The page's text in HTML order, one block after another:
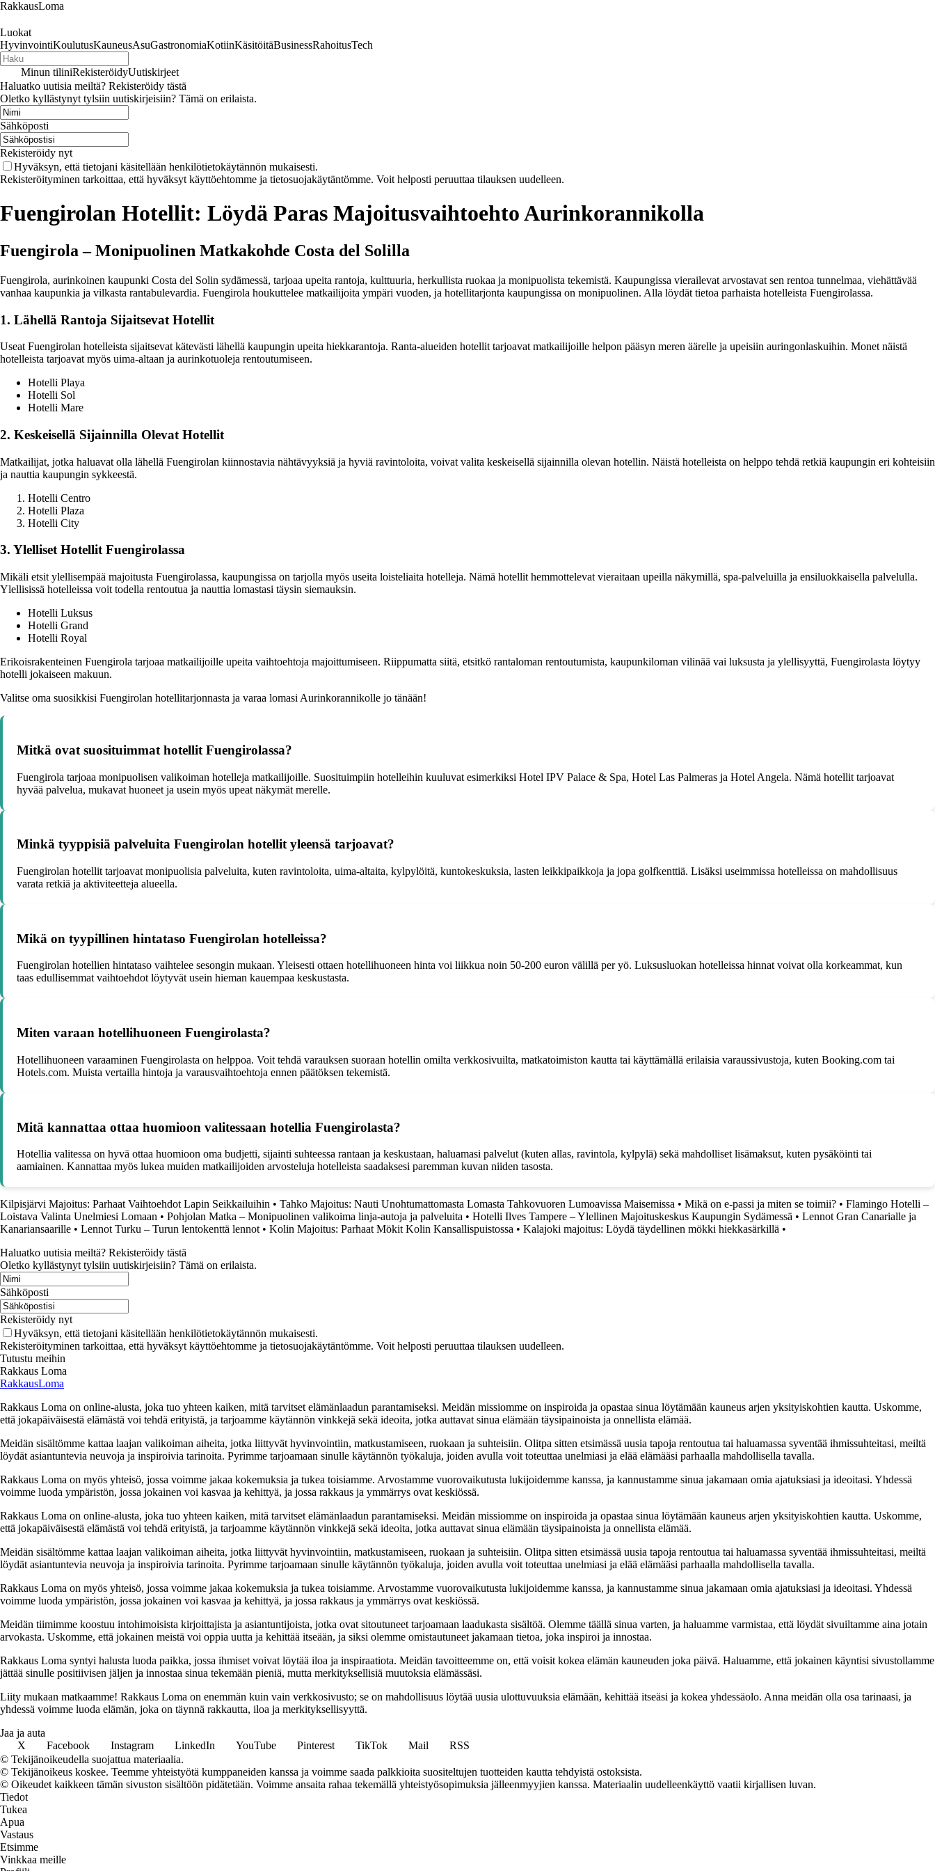
RakkausLoma
Luokat
HyvinvointiKoulutusKauneusAsuGastronomiaKotiinKäsitöitäBusinessRahoitusTech
Minun tiliniRekisteröidyUutiskirjeet
Haluatko uutisia meiltä? Rekisteröidy tästä
Oletko kyllästynyt tylsiin uutiskirjeisiin? Tämä on erilaista.
Sähköposti
Rekisteröidy nyt
Hyväksyn, että tietojani käsitellään henkilötietokäytännön mukaisesti.
Rekisteröityminen tarkoittaa, että hyväksyt käyttöehtomme ja tietosuojakäytäntömme. Voit helposti peruuttaa tilauksen uudelleen.
Fuengirolan Hotellit: Löydä Paras Majoitusvaihtoehto Aurinkorannikolla
Fuengirola – Monipuolinen Matkakohde Costa del Solilla
Fuengirola, aurinkoinen kaupunki Costa del Solin sydämessä, tarjoaa upeita rantoja, kulttuuria, herkullista ruokaa ja monipuolista tekemistä. Kaupungissa vierailevat arvostavat sen rentoa tunnelmaa, viehättävää
vanhaa kaupunkia ja vilkasta rantabulevardia. Fuengirola houkuttelee matkailijoita ympäri vuoden, ja hotellitarjonta kaupungissa on monipuolinen. Alla löydät tietoa parhaista hotelleista Fuengirolassa.
1. Lähellä Rantoja Sijaitsevat Hotellit
Useat Fuengirolan hotelleista sijaitsevat kätevästi lähellä kaupungin upeita hiekkarantoja. Ranta-alueiden hotellit tarjoavat matkailijoille helpon pääsyn meren äärelle ja upeisiin auringonlaskuihin. Monet näistä
hotelleista tarjoavat myös uima-altaan ja aurinkotuoleja rentoutumiseen.
Hotelli Playa
Hotelli Sol
Hotelli Mare
2. Keskeisellä Sijainnilla Olevat Hotellit
Matkailijat, jotka haluavat olla lähellä Fuengirolan kiinnostavia nähtävyyksiä ja hyviä ravintoloita, voivat valita keskeisellä sijainnilla olevan hotellin. Näistä hotelleista on helppo tehdä retkiä kaupungin eri kohteisiin
ja nauttia kaupungin sykkeestä.
Hotelli Centro
Hotelli Plaza
Hotelli City
3. Ylelliset Hotellit Fuengirolassa
Mikäli etsit ylellisempää majoitusta Fuengirolassa, kaupungissa on tarjolla myös useita loisteliaita hotelleja. Nämä hotellit hemmottelevat vieraitaan upeilla näkymillä, spa-palveluilla ja ensiluokkaisella palvelulla.
Ylellisissä hotelleissa voit todella rentoutua ja nauttia lomastasi täysin siemauksin.
Hotelli Luksus
Hotelli Grand
Hotelli Royal
Erikoisrakenteinen Fuengirola tarjoaa matkailijoille upeita vaihtoehtoja majoittumiseen. Riippumatta siitä, etsitkö rantaloman rentoutumista, kaupunkiloman vilinää vai luksusta ja ylellisyyttä, Fuengirolasta löytyy
hotelli jokaiseen makuun.
Valitse oma suosikkisi Fuengirolan hotellitarjonnasta ja varaa lomasi Aurinkorannikolle jo tänään!
Mitkä ovat suosituimmat hotellit Fuengirolassa?
Fuengirola tarjoaa monipuolisen valikoiman hotelleja matkailijoille. Suosituimpiin hotelleihin kuuluvat esimerkiksi Hotel IPV Palace & Spa, Hotel Las Palmeras ja Hotel Angela. Nämä hotellit tarjoavat
hyvää palvelua, mukavat huoneet ja usein myös upeat näkymät merelle.
Minkä tyyppisiä palveluita Fuengirolan hotellit yleensä tarjoavat?
Fuengirolan hotellit tarjoavat monipuolisia palveluita, kuten ravintoloita, uima-altaita, kylpylöitä, kuntokeskuksia, lasten leikkipaikkoja ja jopa golfkenttiä. Lisäksi useimmissa hotelleissa on mahdollisuus
varata retkiä ja aktiviteetteja alueella.
Mikä on tyypillinen hintataso Fuengirolan hotelleissa?
Fuengirolan hotellien hintataso vaihtelee sesongin mukaan. Yleisesti ottaen hotellihuoneen hinta voi liikkua noin 50-200 euron välillä per yö. Luksusluokan hotelleissa hinnat voivat olla korkeammat, kun
taas edullisemmat vaihtoehdot löytyvät usein hieman kauempaa keskustasta.
Miten varaan hotellihuoneen Fuengirolasta?
Hotellihuoneen varaaminen Fuengirolasta on helppoa. Voit tehdä varauksen suoraan hotellin omilta verkkosivuilta, matkatoimiston kautta tai käyttämällä erilaisia varaussivustoja, kuten Booking.com tai
Hotels.com. Muista vertailla hintoja ja varausvaihtoehtoja ennen päätöksen tekemistä.
Mitä kannattaa ottaa huomioon valitessaan hotellia Fuengirolasta?
Hotellia valitessa on hyvä ottaa huomioon oma budjetti, sijainti suhteessa rantaan ja keskustaan, haluamasi palvelut (kuten allas, ravintola, kylpylä) sekä mahdolliset lisämaksut, kuten pysäköinti tai
aamiainen. Kannattaa myös lukea muiden matkailijoiden arvosteluja hotelleista saadaksesi paremman kuvan niiden tasosta.
Kilpisjärvi Majoitus: Parhaat Vaihtoehdot Lapin Seikkailuihin • Tahko Majoitus: Nauti Unohtumattomasta Lomasta Tahkovuoren Lumoavissa Maisemissa • Mikä on e-passi ja miten se toimii? • Flamingo Hotelli –
Loistava Valinta Unelmiesi Lomaan • Pohjolan Matka – Monipuolinen valikoima linja-autoja ja palveluita • Hotelli Ilves Tampere – Ylellinen Majoituskeskus Kaupungin Sydämessä • Lennot Gran Canarialle ja
Kanariansaarille • Lennot Turku – Turun lentokenttä lennot • Kolin Majoitus: Parhaat Mökit Kolin Kansallispuistossa • Kalajoki majoitus: Löydä täydellinen mökki hiekkasärkillä •
Haluatko uutisia meiltä? Rekisteröidy tästä
Oletko kyllästynyt tylsiin uutiskirjeisiin? Tämä on erilaista.
Sähköposti
Rekisteröidy nyt
Hyväksyn, että tietojani käsitellään henkilötietokäytännön mukaisesti.
Rekisteröityminen tarkoittaa, että hyväksyt käyttöehtomme ja tietosuojakäytäntömme. Voit helposti peruuttaa tilauksen uudelleen.
Tutustu meihin
Rakkaus Loma
RakkausLoma
Rakkaus Loma on online-alusta, joka tuo yhteen kaiken, mitä tarvitset elämänlaadun parantamiseksi. Meidän missiomme on inspiroida ja opastaa sinua löytämään kauneus arjen yksityiskohtien kautta. Uskomme,
että jokapäiväisestä elämästä voi tehdä erityistä, ja tarjoamme käytännön vinkkejä sekä ideoita, jotka auttavat sinua elämään täysipainoista ja onnellista elämää.
Meidän sisältömme kattaa laajan valikoiman aiheita, jotka liittyvät hyvinvointiin, matkustamiseen, ruokaan ja suhteisiin. Olitpa sitten etsimässä uusia tapoja rentoutua tai haluamassa syventää ihmissuhteitasi, meiltä
löydät asiantuntevia neuvoja ja inspiroivia tarinoita. Pyrimme tarjoamaan sinulle käytännön työkaluja, joiden avulla voit toteuttaa unelmiasi ja elää elämääsi parhaalla mahdollisella tavalla.
Rakkaus Loma on myös yhteisö, jossa voimme jakaa kokemuksia ja tukea toisiamme. Arvostamme vuorovaikutusta lukijoidemme kanssa, ja kannustamme sinua jakamaan omia ajatuksiasi ja ideoitasi. Yhdessä
voimme luoda ympäristön, jossa jokainen voi kasvaa ja kehittyä, ja jossa rakkaus ja ymmärrys ovat keskiössä.
Rakkaus Loma on online-alusta, joka tuo yhteen kaiken, mitä tarvitset elämänlaadun parantamiseksi. Meidän missiomme on inspiroida ja opastaa sinua löytämään kauneus arjen yksityiskohtien kautta. Uskomme,
että jokapäiväisestä elämästä voi tehdä erityistä, ja tarjoamme käytännön vinkkejä sekä ideoita, jotka auttavat sinua elämään täysipainoista ja onnellista elämää.
Meidän sisältömme kattaa laajan valikoiman aiheita, jotka liittyvät hyvinvointiin, matkustamiseen, ruokaan ja suhteisiin. Olitpa sitten etsimässä uusia tapoja rentoutua tai haluamassa syventää ihmissuhteitasi, meiltä
löydät asiantuntevia neuvoja ja inspiroivia tarinoita. Pyrimme tarjoamaan sinulle käytännön työkaluja, joiden avulla voit toteuttaa unelmiasi ja elää elämääsi parhaalla mahdollisella tavalla.
Rakkaus Loma on myös yhteisö, jossa voimme jakaa kokemuksia ja tukea toisiamme. Arvostamme vuorovaikutusta lukijoidemme kanssa, ja kannustamme sinua jakamaan omia ajatuksiasi ja ideoitasi. Yhdessä
voimme luoda ympäristön, jossa jokainen voi kasvaa ja kehittyä, ja jossa rakkaus ja ymmärrys ovat keskiössä.
Meidän tiimimme koostuu intohimoisista kirjoittajista ja asiantuntijoista, jotka ovat sitoutuneet tarjoamaan laadukasta sisältöä. Olemme täällä sinua varten, ja haluamme varmistaa, että löydät sivuiltamme aina jotain
arvokasta. Uskomme, että jokainen meistä voi oppia uutta ja kehittää itseään, ja siksi olemme omistautuneet jakamaan tietoa, joka inspiroi ja innostaa.
Rakkaus Loma syntyi halusta luoda paikka, jossa ihmiset voivat löytää iloa ja inspiraatiota. Meidän tavoitteemme on, että voisit kokea elämän kauneuden joka päivä. Haluamme, että jokainen käyntisi sivustollamme
jättää sinulle positiivisen jäljen ja innostaa sinua tekemään pieniä, mutta merkityksellisiä muutoksia elämässäsi.
Liity mukaan matkaamme! Rakkaus Loma on enemmän kuin vain verkkosivusto; se on mahdollisuus löytää uusia ulottuvuuksia elämään, kehittää itseäsi ja kokea yhdessäolo. Anna meidän olla osa tarinaasi, ja
yhdessä voimme luoda elämän, joka on täynnä rakkautta, iloa ja merkityksellisyyttä.
Jaa ja auta
X
Facebook Instagram LinkedIn YouTube Pinterest TikTok Mail
RSS
© Tekijänoikeudella suojattua materiaalia.
© Tekijänoikeus koskee. Teemme yhteistyötä kumppaneiden kanssa ja voimme saada palkkioita suositeltujen tuotteiden kautta tehdyistä ostoksista.
© Oikeudet kaikkeen tämän sivuston sisältöön pidätetään. Voimme ansaita rahaa tekemällä yhteistyösopimuksia jälleenmyyjien kanssa. Materiaalin uudelleenkäyttö vaatii kirjallisen luvan.
Tiedot
Tukea
Apua
Vastaus
Etsimme
Vinkkaa meille